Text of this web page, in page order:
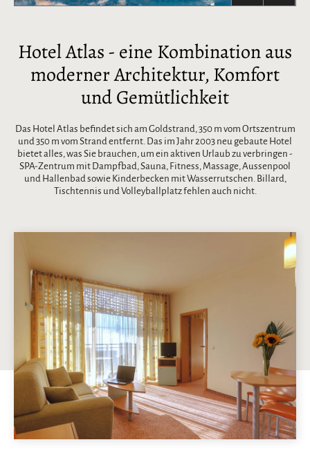
Hotel Atlas - eine Kombination aus
moderner Architektur, Komfort
und Gemütlichkeit
Das Hotel Atlas befindet sich am Goldstrand, 350 m vom Ortszentrum
und 350 m vom Strand entfernt. Das im Jahr 2003 neu gebaute Hotel
bietet alles, was Sie brauchen, um ein aktiven Urlaub zu verbringen -
SPA-Zentrum mit Dampfbad, Sauna, Fitness, Massage, Aussenpool
und Hallenbad sowie Kinderbecken mit Wasserrutschen. Billard,
Tischtennis und Volleyballplatz fehlen auch nicht.